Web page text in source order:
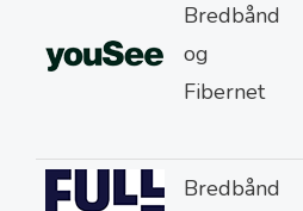
Bredbånd
og
Fibernet
Bredbånd